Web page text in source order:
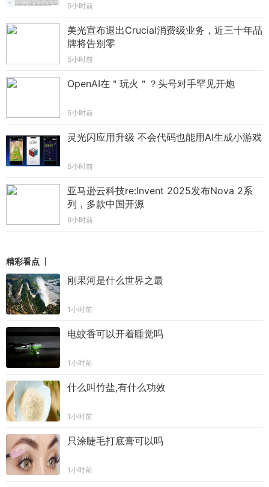
5小时前
美光宣布退出Crucial消费级业务，近三十年品
牌将告别零
5小时前
OpenAI在＂玩火＂？头号对手罕见开炮
5小时前
灵光闪应用升级 不会代码也能用AI生成小游戏
5小时前
亚马逊云科技re:Invent 2025发布Nova 2系
列，多款中国开源
9小时前
精彩看点
刚果河是什么世界之最
1小时前
电蚊香可以开着睡觉吗
1小时前
什么叫竹盐,有什么功效
1小时前
只涂睫毛打底膏可以吗
1小时前